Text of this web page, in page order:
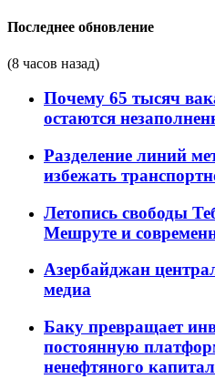
Последнее обновление
(8 часов назад)
Почему 65 тысяч
остаются
Разделение линий
избежать
Летопись свободы
Мешруте и
Азербайджан
медиа
Баку превращает
постоянную
ненефтяного